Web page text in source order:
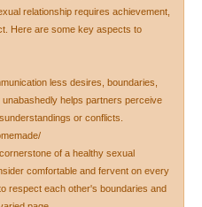
relationship requires achievement,
Here are some key aspects to
less desires, boundaries,
helps partners perceive
or conflicts.
of a healthy sexual
comfortable and fervent on every
respect each other's boundaries and